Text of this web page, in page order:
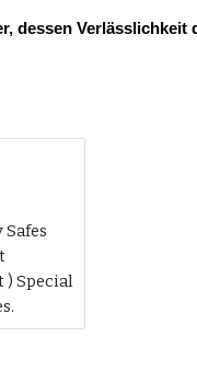
dessen
) Special